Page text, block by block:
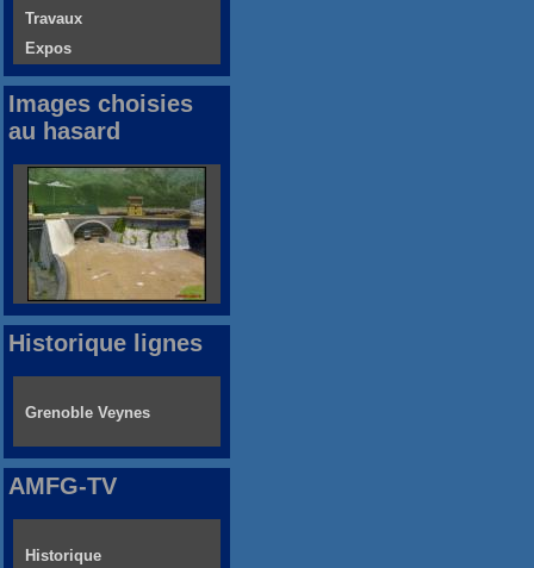
Travaux
Expos
Images choisies
au hasard
Historique lignes
Grenoble Veynes
AMFG-TV
Historique